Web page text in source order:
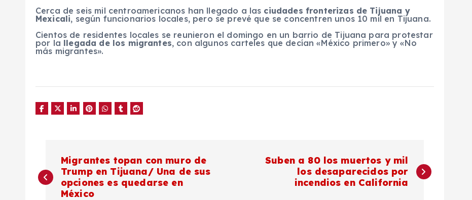
Cerca de seis mil centroamericanos han llegado a las ciudades fronterizas de Tijuana y
Mexicali, según funcionarios locales, pero se prevé que se concentren unos 10 mil en Tijuana.
Cientos de residentes locales se reunieron el domingo en un barrio de Tijuana para protestar
por la llegada de los migrantes, con algunos carteles que decían «México primero» y «No
más migrantes».
a
Migrantes topan con muro de
Trump en Tijuana/ Una de sus
opciones es quedarse en
México
Suben a 80 los muertos y mil
los desaparecidos por
incendios en California